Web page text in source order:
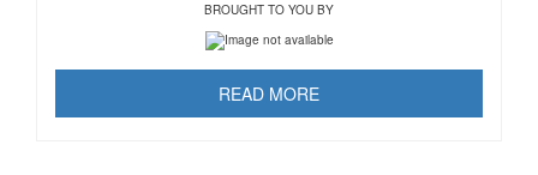
BROUGHT TO YOU BY
READ MORE